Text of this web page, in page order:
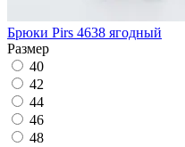
Брюки Pirs 4638 ягодный
Размер
40
42
44
46
48